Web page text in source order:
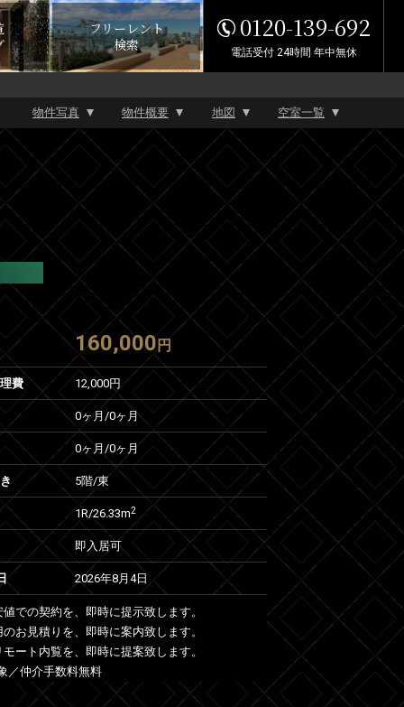
フリーレント
検索
0120-139-692
電話受付 24時間 年中無休
物件写真 物件概要 地図 空室一覧
160,000 円
費 12,000円
0ヶ月 /0ヶ月
0ヶ月 /0ヶ月
5階/東
1R/26.33m2
即入居可
2026年8月4日
での契約を、即時に提示致します。
お見積りを、即時に案内致します。
ート内覧を、即時に提案致します。
／仲介手数料無料